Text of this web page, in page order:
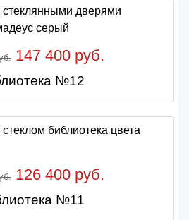
147 400 руб.
№12
126 400 руб.
№11